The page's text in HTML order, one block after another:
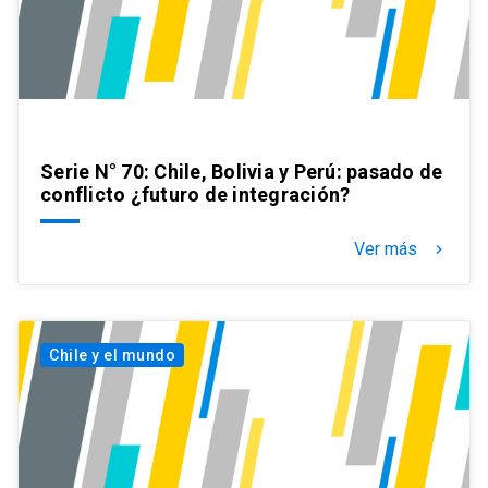
Serie N° 70: Chile, Bolivia y Perú: pasado de
conflicto ¿futuro de integración?
Ver más keyboard_arrow_right
Chile y el mundo